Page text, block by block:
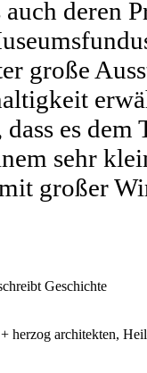
deren
große
es
sehr
großer
Geschichte
herzog architekten,